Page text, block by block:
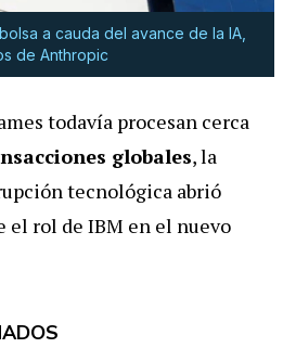
a cauda del avance de la IA,
de Anthropic
todavía procesan cerca
globales, la
tecnológica abrió
el rol de IBM en el nuevo